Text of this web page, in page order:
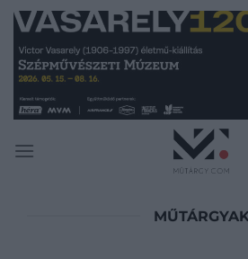
Skip
content
MŰTÁRGYAK